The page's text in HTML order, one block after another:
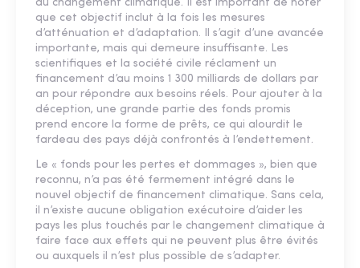
du changement climatique. Il est important de noter
que cet objectif inclut à la fois les mesures
d’atténuation et d’adaptation. Il s’agit d’une avancée
importante, mais qui demeure insuffisante. Les
scientifiques et la société civile réclament un
financement d’au moins 1 300 milliards de dollars par
an pour répondre aux besoins réels. Pour ajouter à la
déception, une grande partie des fonds promis
prend encore la forme de prêts, ce qui alourdit le
fardeau des pays déjà confrontés à l’endettement.
Le « fonds pour les pertes et dommages », bien que
reconnu, n’a pas été fermement intégré dans le
nouvel objectif de financement climatique. Sans cela,
il n’existe aucune obligation exécutoire d’aider les
pays les plus touchés par le changement climatique à
faire face aux effets qui ne peuvent plus être évités
ou auxquels il n’est plus possible de s’adapter.